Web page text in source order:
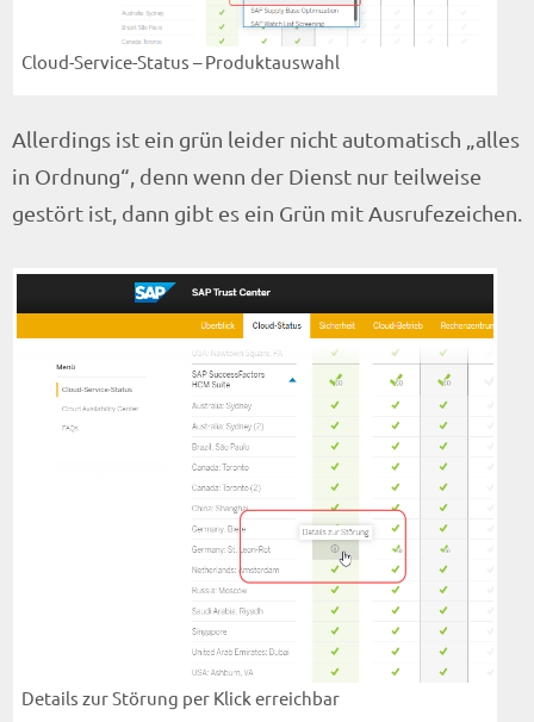
Cloud-Service-Status – Produktauswahl
Allerdings ist ein grün leider nicht automatisch „alles
in Ordnung“, denn wenn der Dienst nur teilweise
gestört ist, dann gibt es ein Grün mit Ausrufezeichen.
Details zur Störung per Klick erreichbar